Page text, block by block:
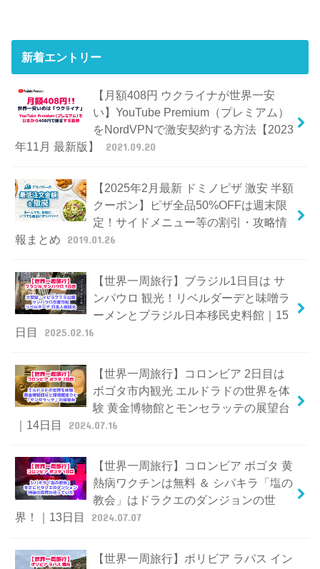
新着エントリー
【月額408円 ウクライナが世界一安
い】YouTube Premium（プレミアム）
をNordVPNで激安契約する方法【2023
年11月 最新版】
2021.09.20
【2025年2月最新 ドミノピザ 激安 半額
クーポン】ピザ全品50%OFFは週末限
定！サイドメニュー等の割引・攻略情
報まとめ
2019.01.26
【世界一周旅行】ブラジル1日目は サ
ンパウロ 観光！リベルダーデと味噌ラ
ーメンとブラジル日本移民史料館｜15
日目
2025.02.16
【世界一周旅行】コロンビア 2日目は
ボゴタ市内観光 エルドラドの世界を体
験 黄金博物館とモンセラッテの展望台
｜14日目
2024.07.16
【世界一周旅行】コロンビア ボゴタ 黄
熱病ワクチンは無料 ＆ シパキラ「塩の
教会」はドラクエのダンジョンの世
界！｜13日目
2024.07.07
【世界一周旅行】ボリビア ラパス イン